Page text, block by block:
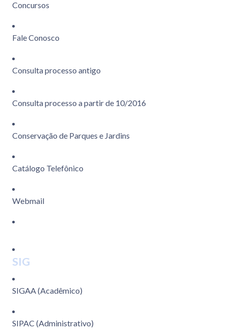
Concursos
Fale Conosco
Consulta processo antigo
Consulta processo a partir de 10/2016
Conservação de Parques e Jardins
Catálogo Telefônico
Webmail
SIG
SIGAA (Acadêmico)
SIPAC (Administrativo)